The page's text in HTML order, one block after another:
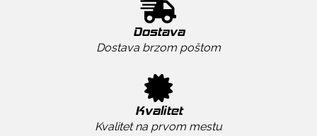
Dostava
Dostava brzom poštom
Kvalitet
Kvalitet na prvom mestu